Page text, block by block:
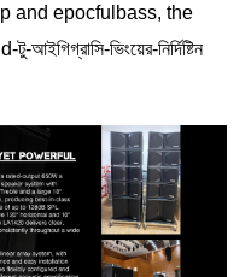
epocfulbass, the
ভিংয়ের-নির্দিষ্টিন